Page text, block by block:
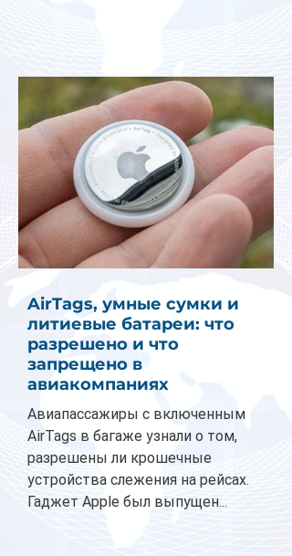
AirTags, умные сумки и
литиевые батареи: что
разрешено и что
запрещено в
авиакомпаниях
Авиапассажиры с включенным
AirTags в багаже узнали о том,
разрешены ли крошечные
устройства слежения на рейсах.
Гаджет Apple был выпущен...